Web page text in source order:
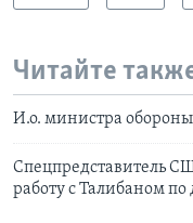
Читайте
И.о. министра
Спецпредставитель
работу с Талибаном